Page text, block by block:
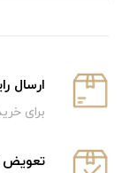
ارسال
برای خرید بالای
تعویض